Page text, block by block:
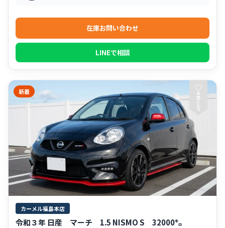
在庫お問い合わせ
LINEで相談
新着 ♡
お
気
に
入
り
カーメル福島本店
令和３年 日産 マーチ 1.5 NISMO S 32000㌔